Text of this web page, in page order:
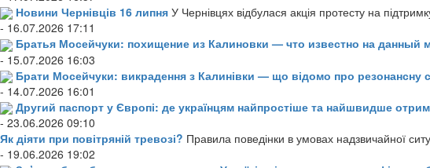
Новини Чернівців 16 липня У Чернівцях відбулася акція протесту на
- 16.07.2026 17:11
Братья Мосейчуки: похищение из Калиновки — что известно на данный
- 15.07.2026 16:03
Брати Мосейчуки: викрадення з Калинівки — що відомо про резонансну
- 14.07.2026 16:01
Другий паспорт у Європі: де українцям найпростіше та найшвидше
- 23.06.2026 09:10
Як діяти при повітряній тревозі? Правила поведінки в умовах надзвичайної
- 19.06.2026 19:02